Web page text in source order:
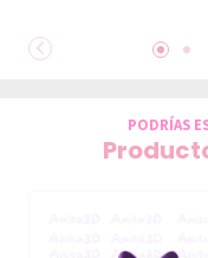
PODRÍAS